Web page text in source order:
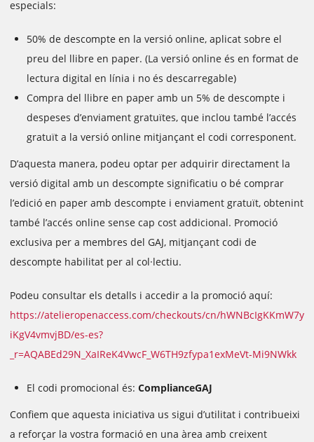
especials:
50% de descompte en la versió online, aplicat sobre el
preu del llibre en paper. (La versió online és en format de
lectura digital en línia i no és descarregable)
Compra del llibre en paper amb un 5% de descompte i
despeses d’enviament gratuïtes, que inclou també l’accés
gratuït a la versió online mitjançant el codi corresponent.
D’aquesta manera, podeu optar per adquirir directament la
versió digital amb un descompte significatiu o bé comprar
l’edició en paper amb descompte i enviament gratuït, obtenint
també l’accés online sense cap cost addicional. Promoció
exclusiva per a membres del GAJ, mitjançant codi de
descompte habilitat per al col·lectiu.
Podeu consultar els detalls i accedir a la promoció aquí:
https://atelieropenaccess.com/checkouts/cn/hWNBcIgKKmW7y
iKgV4vmvjBD/es-es?
_r=AQABEd29N_XaIReK4VwcF_W6TH9zfypa1exMeVt-Mi9NWkk
El codi promocional és: ComplianceGAJ
Confiem que aquesta iniciativa us sigui d’utilitat i contribueixi
a reforçar la vostra formació en una àrea amb creixent